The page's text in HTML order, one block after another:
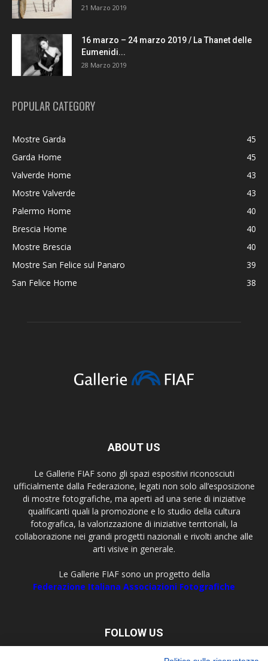
21 Marzo 2019
16 marzo – 24 marzo 2019 / La Thanet delle
Eumenidi...
28 Marzo 2019
POPULAR CATEGORY
Mostre Garda
45
Garda Home
45
Valverde Home
43
Mostre Valverde
43
Palermo Home
40
Brescia Home
40
Mostre Brescia
40
Mostre San Felice sul Panaro
39
San Felice Home
38
ABOUT US
Le Gallerie FIAF sono gli spazi espositivi riconosciuti
ufficialmente dalla Federazione, legati non solo all’esposizione
di mostre fotografiche, ma aperti ad una serie di iniziative
qualificanti quali la promozione e lo studio della cultura
fotografica, la valorizzazione di iniziative territoriali, la
collaborazione nei grandi progetti nazionali e rivolti anche alle
arti visive in generale.
Le Gallerie FIAF sono un progetto della
Federazione Italiana Associazioni Fotografiche
FOLLOW US